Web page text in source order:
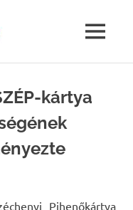
MENU
kártya
Pihenőkártya